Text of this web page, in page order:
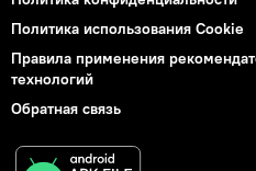
Политика использования Cookie
Правила применения
технологий
Обратная связь